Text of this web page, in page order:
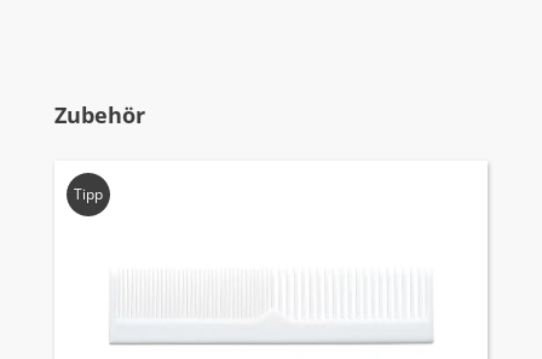
Produktgalerie überspringen
Zubehör
Tipp